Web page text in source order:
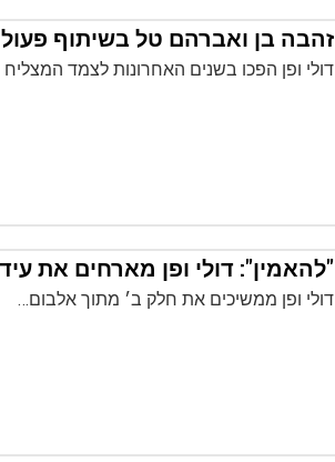
זהבה בן ואברהם טל בשיתוף
דולי ופן הפכו בשנים האחרונות לצמד המצליח
"להאמין": דולי ופן מארחים את
דולי ופן ממשיכים את חלק ב׳ מתוך אלבום…